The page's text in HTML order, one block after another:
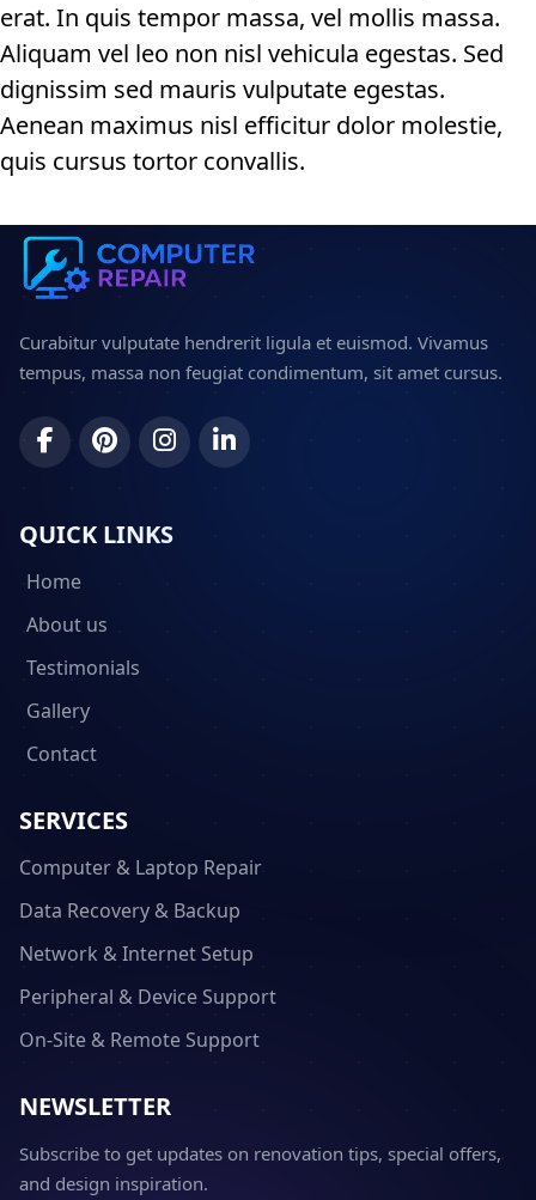
erat. In quis tempor massa, vel mollis massa.
Aliquam vel leo non nisl vehicula egestas. Sed
dignissim sed mauris vulputate egestas.
Aenean maximus nisl efficitur dolor molestie,
quis cursus tortor convallis.
Curabitur vulputate hendrerit ligula et euismod. Vivamus
tempus, massa non feugiat condimentum, sit amet cursus.
QUICK LINKS
Home
About us
Testimonials
Gallery
Contact
SERVICES
Computer & Laptop Repair
Data Recovery & Backup
Network & Internet Setup
Peripheral & Device Support
On-Site & Remote Support
NEWSLETTER
Subscribe to get updates on renovation tips, special offers,
and design inspiration.